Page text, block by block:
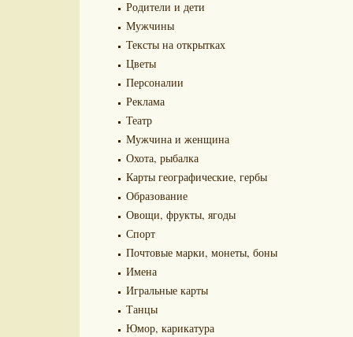
Родители и дети
Мужчины
Тексты на открытках
Цветы
Персоналии
Реклама
Театр
Мужчина и женщина
Охота, рыбалка
Карты географические, гербы
Образование
Овощи, фрукты, ягоды
Спорт
Почтовые марки, монеты, боны
Имена
Игральные карты
Танцы
Юмор, карикатура